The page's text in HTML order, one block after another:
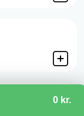
0 kr.